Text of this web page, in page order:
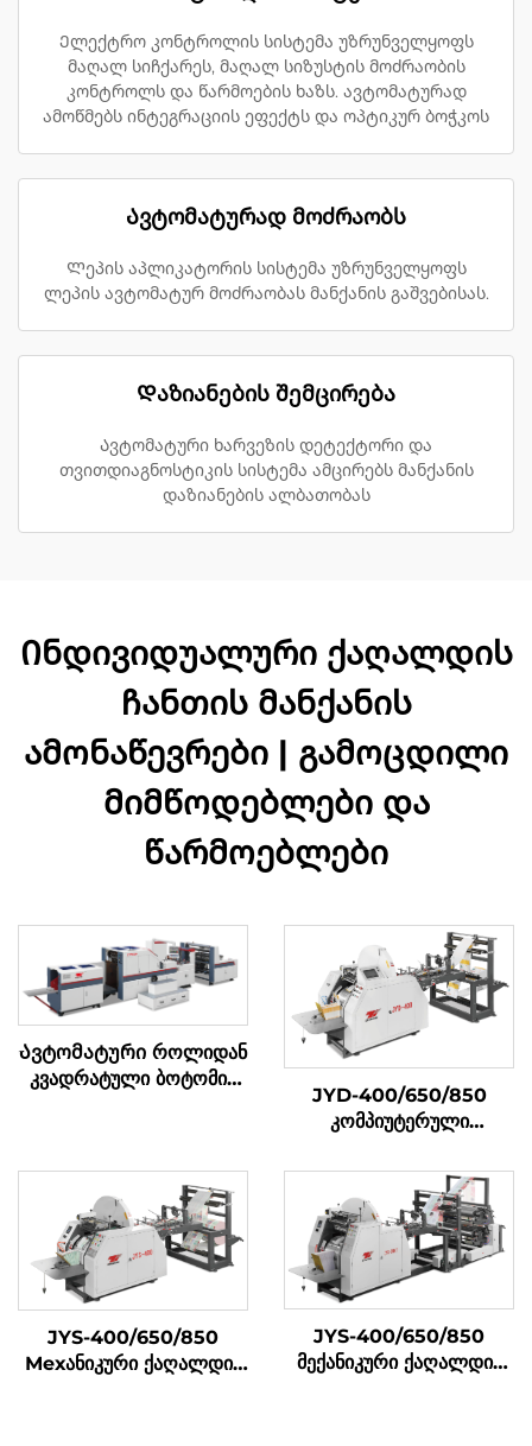
Ელექტრო კონტროლის სისტემა უზრუნველყოფს
მაღალ სიჩქარეს, მაღალ სიზუსტის მოძრაობის
კონტროლს და წარმოების ხაზს. ავტომატურად
ამოწმებს ინტეგრაციის ეფექტს და ოპტიკურ ბოჭკოს
Ავტომატურად მოძრაობს
Ლეპის აპლიკატორის სისტემა უზრუნველყოფს
ლეპის ავტომატურ მოძრაობას მანქანის გაშვებისას.
Დაზიანების შემცირება
Ავტომატური ხარვეზის დეტექტორი და
თვითდიაგნოსტიკის სისტემა ამცირებს მანქანის
დაზიანების ალბათობას
Ინდივიდუალური ქაღალდის
ჩანთის მანქანის
ამონაწევრები | გამოცდილი
მიმწოდებლები და
წარმოებლები
Ავტომატური როლიდან
კვადრატული ბოტომის
JYD-400/650/850
კომპიუტერული
სიჩქარის მკვეთრი ქვედა
ქაღალდის ჩანთა
დამზადების მანქანა
JYS-400/650/850
Мехანიკური ქაღალდის
JYS-400/650/850
მექანიკური ქაღალდის